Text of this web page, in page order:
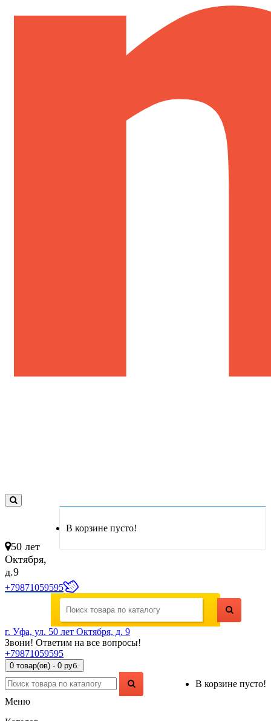
В корзине пусто!
50 лет
Октября,
д.9
+79871059595
г. Уфа, ул. 50 лет Октября, д. 9
Звони! Ответим на все вопросы!
+79871059595
0 товар(ов) - 0 руб.
В корзине пусто!
Меню